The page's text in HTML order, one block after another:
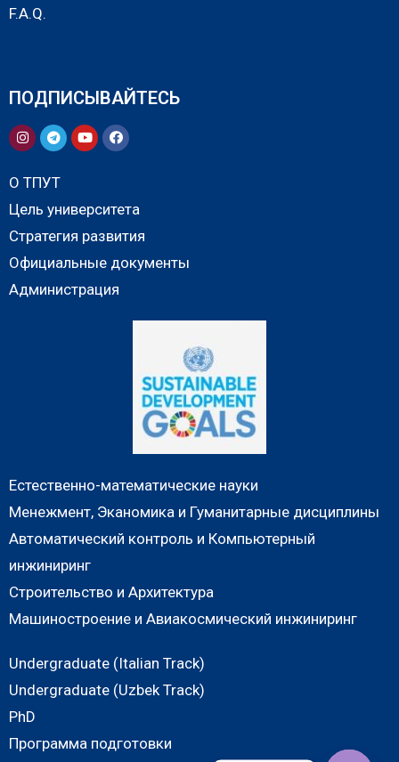
F.A.Q.
ПОДПИСЫВАЙТЕСЬ
О ТПУТ
Цель университета
Стратегия развития
Официальные документы
Администрация
Естественно-математические науки
Менежмент, Эканомика и Гуманитарные дисциплины
Автоматический контроль и Компьютерный
инжиниринг
Строительство и Архитектура
Машиностроение и Авиакосмический инжиниринг
Undergraduate (Italian Track)
Undergraduate (Uzbek Track)
PhD
Программа подготовки